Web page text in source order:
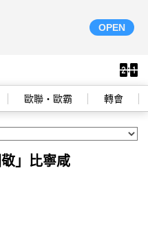
OPEN
歐聯‧歐霸 轉會
」比寧咸